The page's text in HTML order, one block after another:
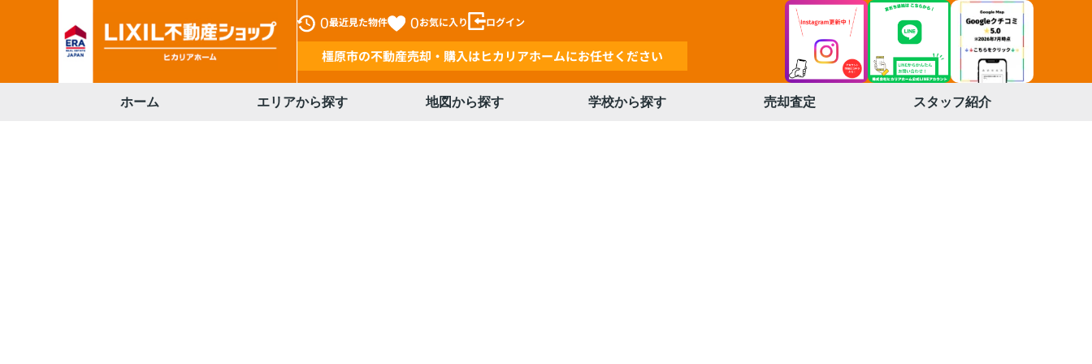
0最近見た物件 0お気に入り ログイン
橿原市の不動産売却・購入はヒカリアホームにお任せください
ホーム エリアから探す 地図から探す 学校から探す 売却査定 スタッフ紹介